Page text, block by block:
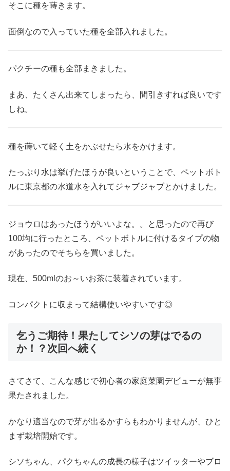
そこに種を蒔きます。
面倒なので入っていた種を全部入れました。
パクチーの種も全部まきました。
まあ、たくさん出来てしまったら、間引きすれば良いです
しね。
種を蒔いて軽く土をかぶせたら水をかけます。
たっぷり水は挙げたほうが良いということで、ペットボト
ルに東京都の水道水を入れてジャブジャブとかけました。
ジョウロはあったほうがいいよな。。と思ったので再び
100均に行ったところ、ペットボトルに付けるタイプの物
があったのでそちらを買いました。
現在、500mlのお～いお茶に装着されています。
コンパクトに収まって結構使いやすいです◎
乞うご期待！果たしてシソの芽はでるの
か！？次回へ続く
さてさて、こんな感じで初心者の家庭菜園デビューが無事
果たされました。
かなり適当なので芽が出るかすらもわかりませんが、ひと
まず栽培開始です。
シソちゃん、パクちゃんの成長の様子はツイッターやブロ